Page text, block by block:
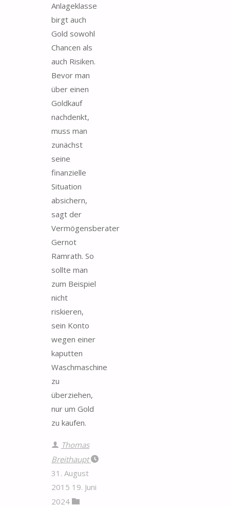
Anlageklasse
birgt auch
Gold sowohl
Chancen als
auch Risiken.
Bevor man
über einen
Goldkauf
nachdenkt,
muss man
zunächst
seine
finanzielle
Situation
absichern,
sagt der
Vermögensberater
Gernot
Ramrath. So
sollte man
zum Beispiel
nicht
riskieren,
sein Konto
wegen einer
kaputten
Waschmaschine
zu
überziehen,
nur um Gold
zu kaufen.
Thomas
Breithaupt
31. August
2015 19. Juni
2024